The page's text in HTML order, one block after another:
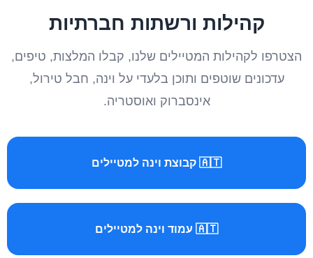
קהילות ורשתות חברתיות
הצטרפו לקהילות המטיילים שלנו, קבלו המלצות, טיפים,
עדכונים שוטפים ותוכן בלעדי על וינה, חבל טירול,
אינסברוק ואוסטריה.
🇦🇹 קבוצת וינה למטיילים
🇦🇹 עמוד וינה למטיילים